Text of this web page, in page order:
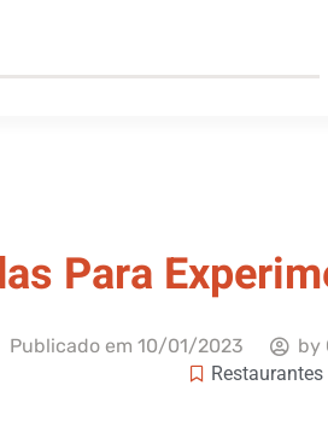
Para
Publicado em 10/01/2023 by
Restaurantes